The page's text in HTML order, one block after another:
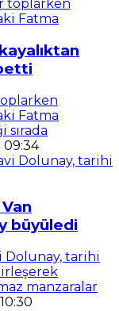
Fatma
sırada
09:34
büyüledi
Dolunay, tarihi
manzaralar